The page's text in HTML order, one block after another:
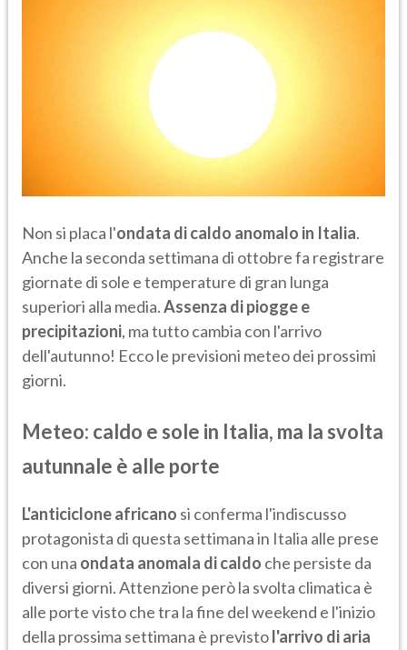
Non si placa l'ondata di caldo anomalo in Italia.
Anche la seconda settimana di ottobre fa registrare
giornate di sole e temperature di gran lunga
superiori alla media.Assenza di piogge e
precipitazioni, ma tutto cambia con l'arrivo
dell'autunno! Ecco le previsioni meteo dei prossimi
giorni.
Meteo: caldo e sole in Italia, ma la svolta
autunnale è alle porte
L'anticiclone africano si conferma l'indiscusso
protagonista di questa settimana in Italia alle prese
con una ondata anomala di caldo che persiste da
diversi giorni. Attenzione però la svolta climatica è
alle porte visto che tra la fine del weekend e l'inizio
della prossima settimana è previstol'arrivo di aria